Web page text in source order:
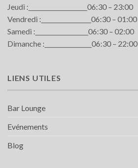
Jeudi :____________________06:30 – 23:00
Vendredi :_________________06:30 – 01:00
Samedi :__________________06:30 – 02:00
Dimanche :________________06:30 – 22:00
LIENS UTILES
Bar Lounge
Evénements
Blog